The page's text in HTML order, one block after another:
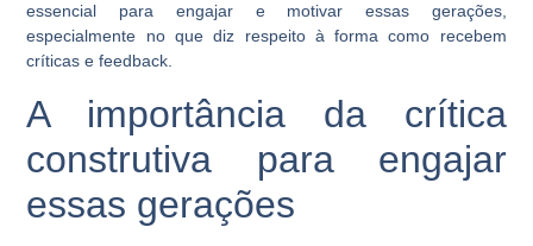
essencial para engajar e motivar essas gerações,
especialmente no que diz respeito à forma como recebem
críticas e feedback.
A importância da crítica
construtiva para engajar
essas gerações